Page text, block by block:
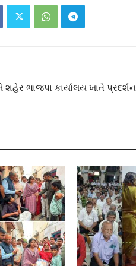
શહેર ભાજપા કાર્યાલય ખાતે